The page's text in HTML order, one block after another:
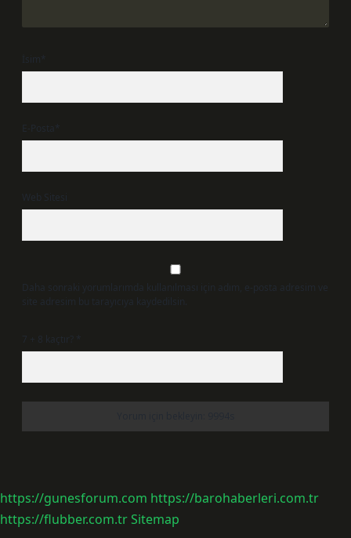
İsim*
E-Posta*
Web Sitesi
Daha sonraki yorumlarımda kullanılması için adım, e-posta adresim ve
site adresim bu tarayıcıya kaydedilsin.
7 + 8 kaçtır? *
https://gunesforum.com https://barohaberleri.com.tr
https://flubber.com.trSitemap